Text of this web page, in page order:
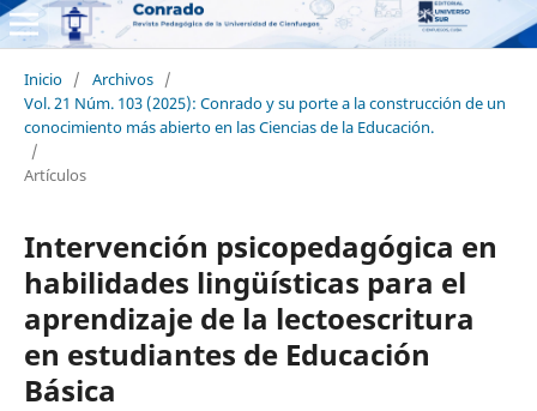
Inicio / Archivos /
Vol. 21 Núm. 103 (2025): Conrado y su porte a la construcción de un
conocimiento más abierto en las Ciencias de la Educación.
/
Artículos
Intervención psicopedagógica en
habilidades lingüísticas para el
aprendizaje de la lectoescritura
en estudiantes de Educación
Básica